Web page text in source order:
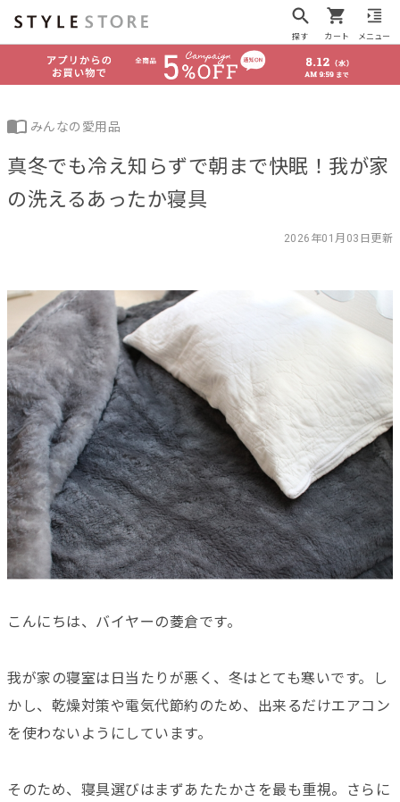
探す カート メニュー
みんなの愛用品
真冬でも冷え知らずで朝まで快眠！我が家
の洗えるあったか寝具
2026年01月03日更新
こんにちは、バイヤーの菱倉です。
我が家の寝室は日当たりが悪く、冬はとても寒いです。し
かし、乾燥対策や電気代節約のため、出来るだけエアコン
を使わないようにしています。
そのため、寝具選びはまずあたたかさを最も重視。さらに